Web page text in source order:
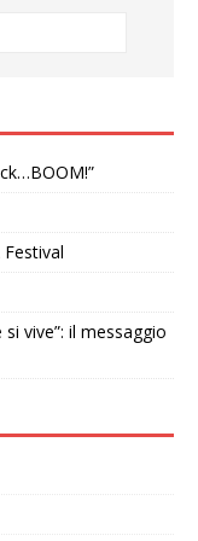
Festival
vive”: il messaggio